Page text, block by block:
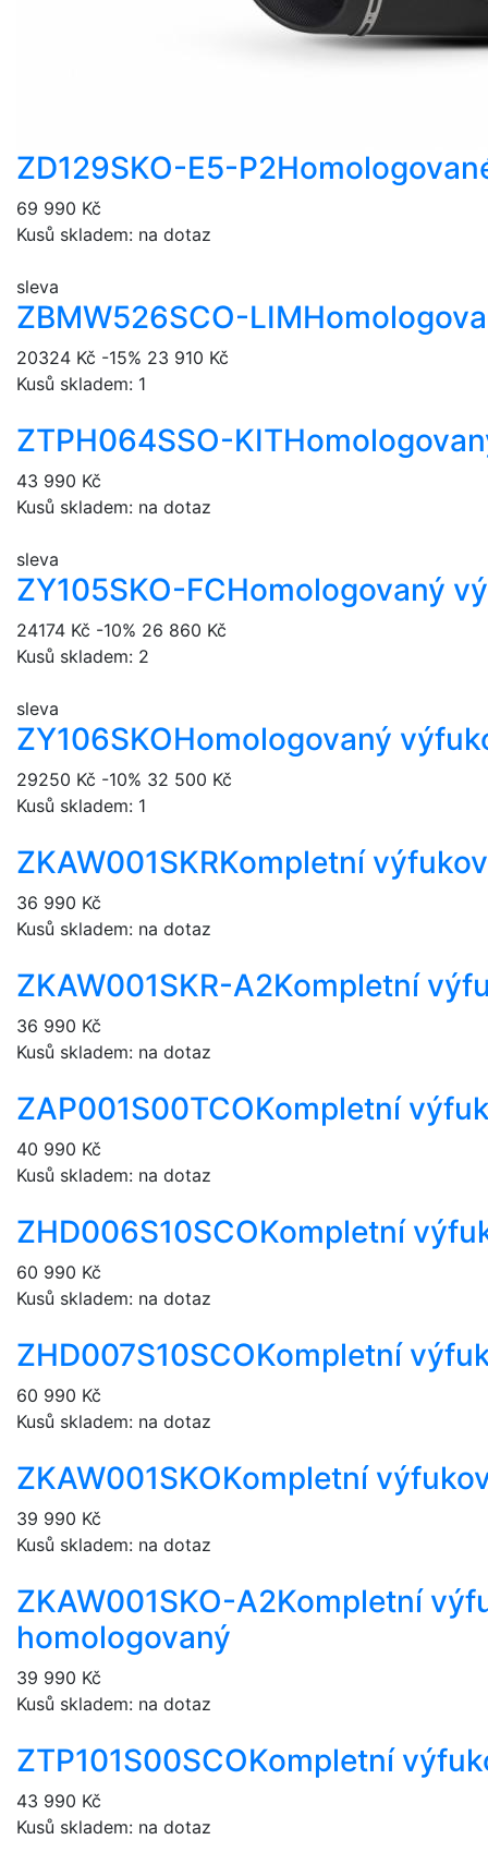
ZD129SKO-E5-P2
69 990 Kč
Kusů skladem: na dotaz
sleva
ZBMW526SCO-LIM
20324 Kč -15% 23 910 Kč
Kusů skladem: 1
ZTPH064SSO-KIT
43 990 Kč
Kusů skladem: na dotaz
sleva
ZY105SKO-FCHomologovaný
24174 Kč -10% 26 860 Kč
Kusů skladem: 2
sleva
ZY106SKOHomologovaný
29250 Kč -10% 32 500 Kč
Kusů skladem: 1
ZKAW001SKRKompletní
36 990 Kč
Kusů skladem: na dotaz
ZKAW001SKR-A2Kompletní
36 990 Kč
Kusů skladem: na dotaz
ZAP001S00TCOKompletní
40 990 Kč
Kusů skladem: na dotaz
ZHD006S10SCOKompletní
60 990 Kč
Kusů skladem: na dotaz
ZHD007S10SCOKompletní
60 990 Kč
Kusů skladem: na dotaz
ZKAW001SKOKompletní
39 990 Kč
Kusů skladem: na dotaz
ZKAW001SKO-A2Kompletní
homologovaný
39 990 Kč
Kusů skladem: na dotaz
ZTP101S00SCOKompletní
43 990 Kč
Kusů skladem: na dotaz